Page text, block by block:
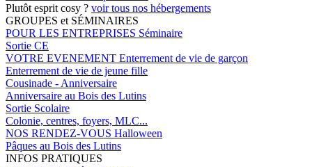
Plutôt esprit cosy ? voir tous nos hébergements
GROUPES et SÉMINAIRES
POUR LES ENTREPRISES Séminaire
Sortie CE
VOTRE EVENEMENT Enterrement de vie de garçon
Enterrement de vie de jeune fille
Cousinade - Anniversaire
Anniversaire au Bois des Lutins
Sortie Scolaire
Colonie, centres, foyers, MLC...
NOS RENDEZ-VOUS Halloween
Pâques au Bois des Lutins
INFOS PRATIQUES